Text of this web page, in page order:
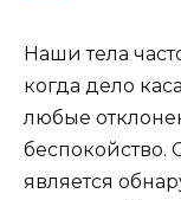
Наши тела
когда дело
любые
беспокойство.
является